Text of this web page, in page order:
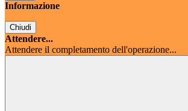
Informazione
Chiudi
Attendere...
Attendere il completamento dell'operazione...